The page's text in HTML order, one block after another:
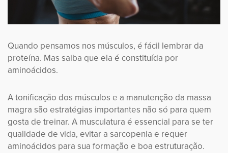
Quando pensamos nos músculos, é fácil lembrar da
proteína. Mas saiba que ela é constituída por
aminoácidos.
A tonificação dos músculos e a manutenção da massa
magra são estratégias importantes não só para quem
gosta de treinar. A musculatura é essencial para se ter
qualidade de vida, evitar a sarcopenia e requer
aminoácidos para sua formação e boa estruturação.